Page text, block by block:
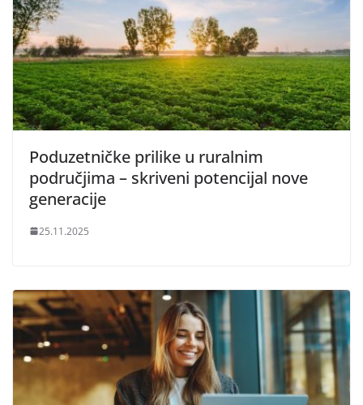
Poduzetničke prilike u ruralnim
područjima – skriveni potencijal nove
generacije
25.11.2025